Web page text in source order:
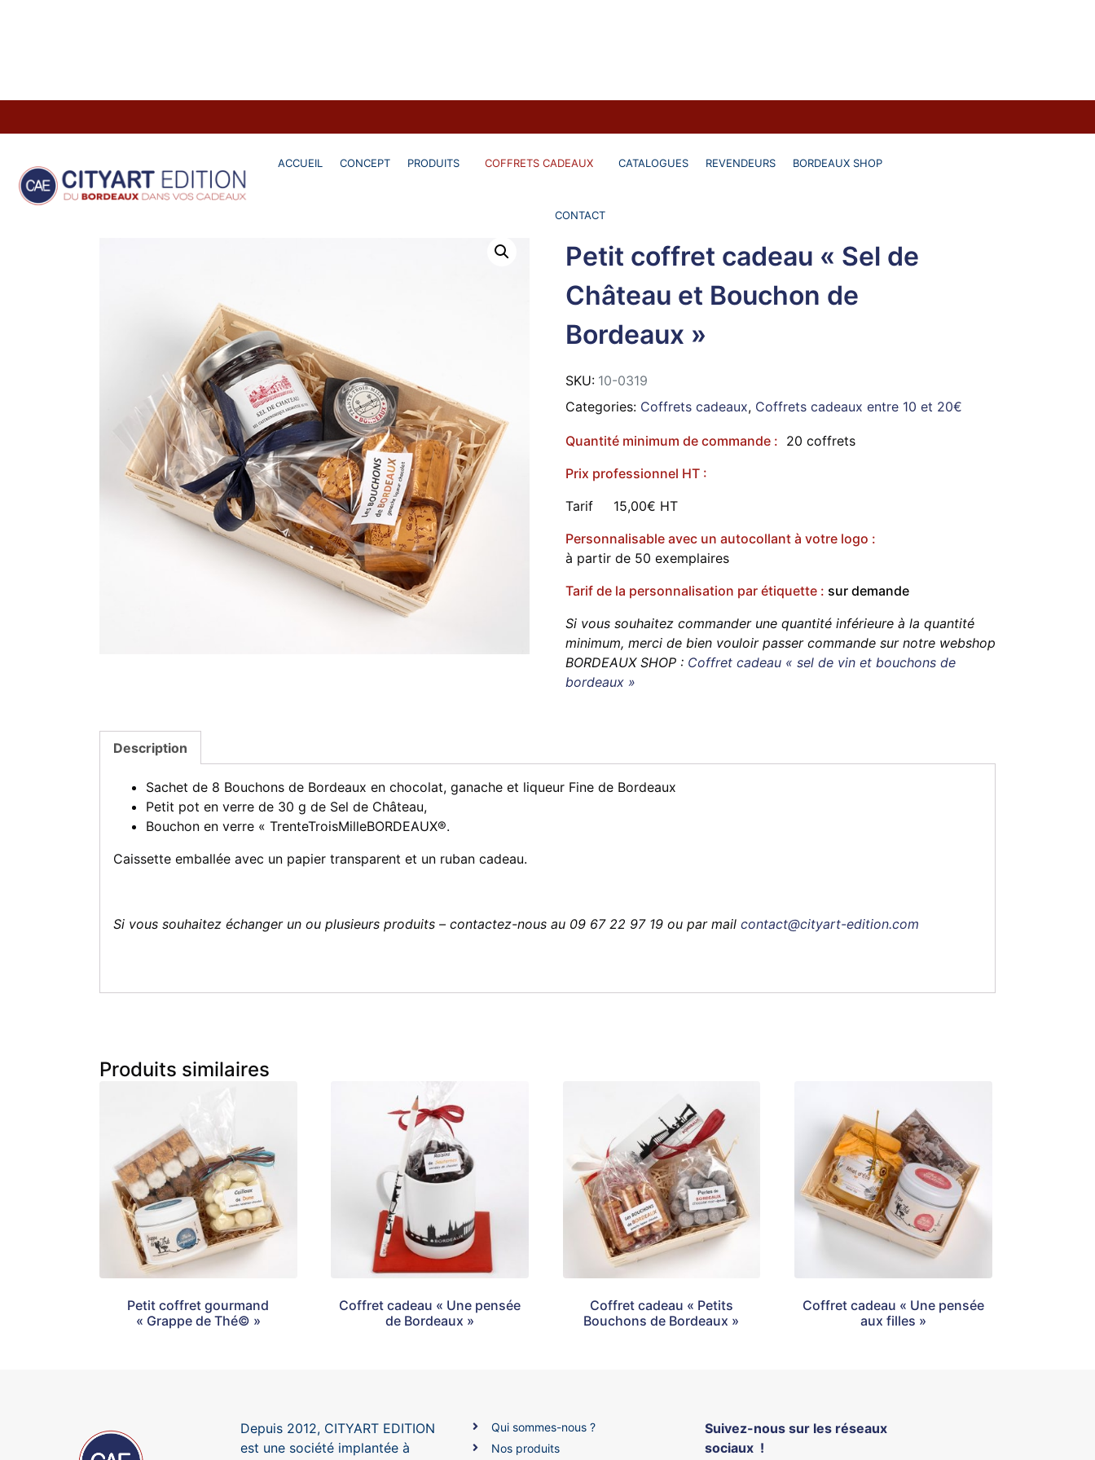
ACCUEIL CONCEPT PRODUITS COFFRETS CADEAUX CATALOGUES REVENDEURS BORDEAUX SHOP
CONTACT
Petit coffret cadeau « Sel de
Château et Bouchon de
Bordeaux »
SKU: 10-0319
Categories: Coffrets cadeaux, Coffrets cadeaux entre 10 et 20€
Quantité minimum de commande : 20 coffrets
Prix professionnel HT :
Tarif 15,00€ HT
Personnalisable avec un autocollant à votre logo :
à partir de 50 exemplaires
Tarif de la personnalisation par étiquette : sur demande
Si vous souhaitez commander une quantité inférieure à la quantité
minimum, merci de bien vouloir passer commande sur notre webshop
BORDEAUX SHOP : Coffret cadeau « sel de vin et bouchons de
bordeaux »
Description
Sachet de 8 Bouchons de Bordeaux en chocolat, ganache et liqueur Fine de Bordeaux
Petit pot en verre de 30 g de Sel de Château,
Bouchon en verre « TrenteTroisMilleBORDEAUX®.
Caissette emballée avec un papier transparent et un ruban cadeau.
Si vous souhaitez échanger un ou plusieurs produits – contactez-nous au 09 67 22 97 19 ou par mail contact@cityart-edition.com
Produits similaires
Petit coffret gourmand
« Grappe de Thé© »
Coffret cadeau « Une pensée
de Bordeaux »
Coffret cadeau « Petits
Bouchons de Bordeaux »
Coffret cadeau « Une pensée
aux filles »
Depuis 2012, CITYART EDITION
est une société implantée à
Qui sommes-nous ?
Nos produits
Suivez-nous sur les réseaux
sociaux !